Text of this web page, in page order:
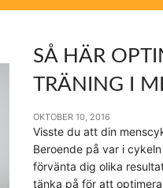
SÅ HÄR
TRÄNING I
OKTOBER 10, 2016
Visste du att din
Beroende på var i
förvänta dig olika
tänka på för att